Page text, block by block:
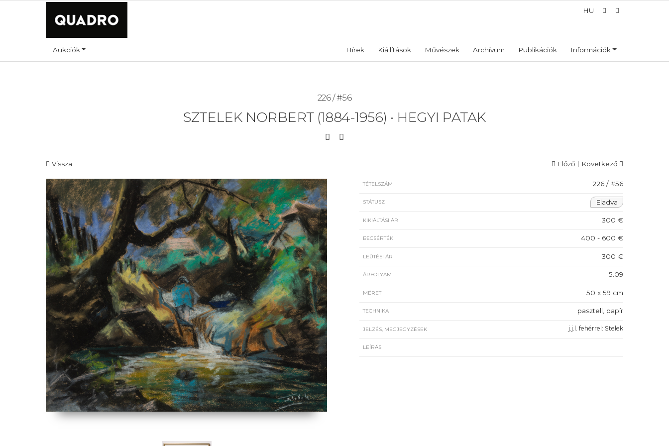
HU
Aukciók Hírek Kiállítások Művészek Archívum Publikációk Információk
226 / #56
SZTELEK NORBERT (1884-1956) • HEGYI PATAK
Vissza Előző | Következő
TÉTELSZÁM 226 / #56
STÁTUSZ Eladva
KIKIÁLTÁSI ÁR 300 €
BECSÉRTÉK 400 - 600 €
LEÜTÉSI ÁR 300 €
ÁRFOLYAM 5.09
MÉRET 50 x 59 cm
TECHNIKA pasztell, papír
JELZÉS, MEGJEGYZÉSEK j.j.l. fehérrel: Stelek
LEÍRÁS